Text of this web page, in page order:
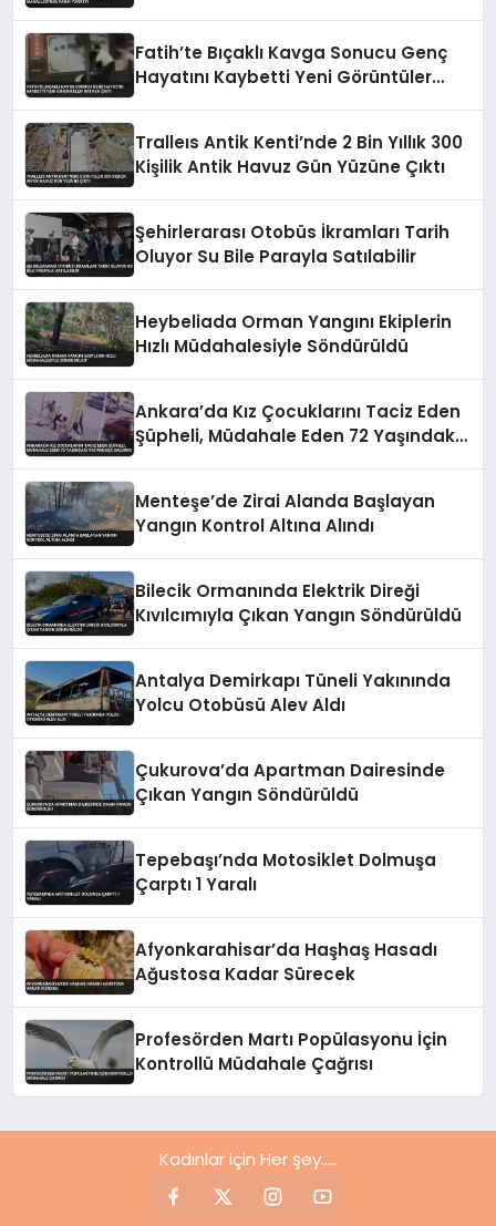
Fatih’te Bıçaklı Kavga Sonucu Genç
Hayatını Kaybetti Yeni Görüntüler
Tralleıs Antik Kenti’nde 2 Bin Yıllık 300
Kişilik Antik Havuz Gün Yüzüne Çıktı
Şehirlerarası Otobüs İkramları Tarih
Oluyor Su Bile Parayla Satılabilir
Heybeliada Orman Yangını Ekiplerin
Hızlı Müdahalesiyle Söndürüldü
Ankara’da Kız Çocuklarını Taciz Eden
Şüpheli, Müdahale Eden 72 Yaşındaki
Menteşe’de Zirai Alanda Başlayan
Yangın Kontrol Altına Alındı
Bilecik Ormanında Elektrik Direği
Kıvılcımıyla Çıkan Yangın Söndürüldü
Antalya Demirkapı Tüneli Yakınında
Yolcu Otobüsü Alev Aldı
Çukurova’da Apartman Dairesinde
Çıkan Yangın Söndürüldü
Tepebaşı’nda Motosiklet Dolmuşa
Çarptı 1 Yaralı
Afyonkarahisar’da Haşhaş Hasadı
Ağustosa Kadar Sürecek
Profesörden Martı Popülasyonu İçin
Kontrollü Müdahale Çağrısı
Kadınlar için Her şey.....